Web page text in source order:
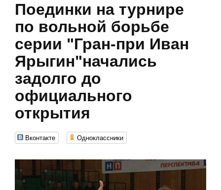
Поединки на турнире
по вольной борьбе
серии "Гран-при Иван
Ярыгин"начались
задолго до
официального
открытия
Вконтакте Одноклассники